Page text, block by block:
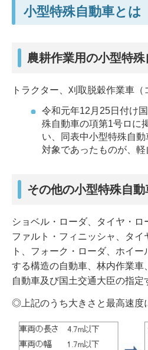
小型特殊自動車とは
農耕作業用の小型特
トラクター、刈取脱穀作業車
令和元年12月25日付け
殊自動車の項第1号ロに
い、同表中小型特殊自
対象であったものが、
その他の小型特殊自動
ショベル・ローダ、タイヤ・
ファルト・フィニッシャ、タ
ト、フォーク・ローダ、ホイ
する構造の自動車、林内作業
自動車及び国土交通大臣の指定
◎上記のうち大きさと最高速度